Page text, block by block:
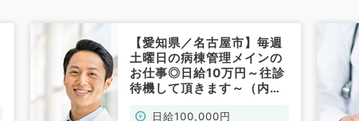
【愛知県／名古屋市】毎週
土曜日の病棟管理メインの
お仕事◎日給10万円～往診
待機して頂きます～（内科
日給100,000円